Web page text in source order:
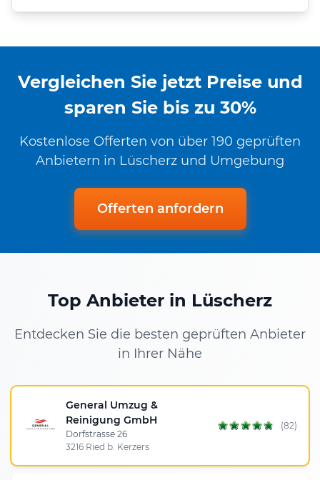
Vergleichen Sie jetzt Preise und
sparen Sie bis zu 30%
Kostenlose Offerten von über 190 geprüften
Anbietern in Lüscherz und Umgebung
Offerten anfordern
Top Anbieter in Lüscherz
Entdecken Sie die besten geprüften Anbieter
in Ihrer Nähe
General Umzug &
Reinigung GmbH
Dorfstrasse 26
3216 Ried b. Kerzers
(82)